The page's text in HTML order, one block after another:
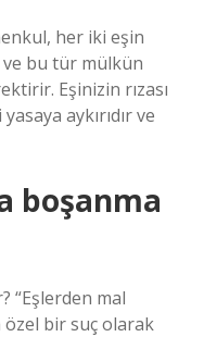
her iki eşin
bu tür mülkün
Eşinizin rızası
aykırıdır ve
boşanma
“Eşlerden mal
özel bir suç olarak